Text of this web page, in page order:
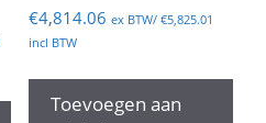
€4,814.06 ex BTW/ €5,825.01
incl BTW
Toevoegen aan